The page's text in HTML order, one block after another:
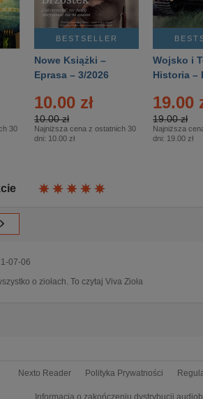
30
BESTSELLER
Nowe Książki –
Eprasa – 3/2026
10.00 zł
10.00 zł
Najniższa cena z ostatnich 30
dni: 10.00 zł
Wojsko i
Historia –
19.00
19.00 zł
Najniższa
dni: 19.00 zł
07-06
o ziołach. To czytaj Viva Zioła
Nexto Reader Polityka Prywatności
Informacja o zakończeniu dystrybucji